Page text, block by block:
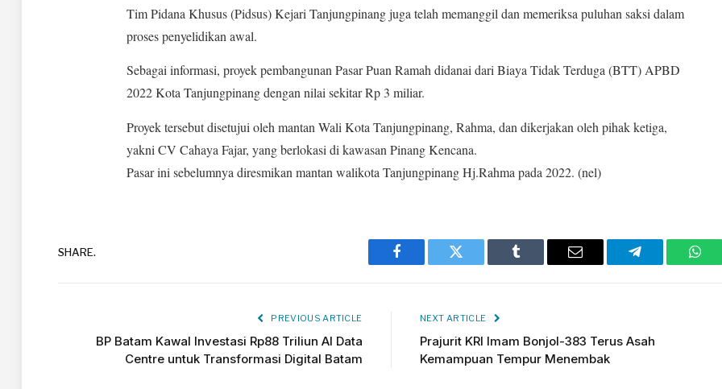
Tim Pidana Khusus (Pidsus) Kejari Tanjungpinang juga telah memanggil dan memeriksa puluhan saksi dalam
proses penyelidikan awal.
Sebagai informasi, proyek pembangunan Pasar Puan Ramah didanai dari Biaya Tidak Terduga (BTT) APBD
2022 Kota Tanjungpinang dengan nilai sekitar Rp 3 miliar.
Proyek tersebut disetujui oleh mantan Wali Kota Tanjungpinang, Rahma, dan dikerjakan oleh pihak ketiga,
yakni CV Cahaya Fajar, yang berlokasi di kawasan Pinang Kencana.
Pasar ini sebelumnya diresmikan mantan walikota Tanjungpinang Hj.Rahma pada 2022. (nel)
SHARE.
Facebook Twitter Tumblr Email Telegram
PREVIOUS ARTICLE
BP Batam Kawal Investasi Rp88 Triliun AI Data
Centre untuk Transformasi Digital Batam
NEXT ARTICLE
Prajurit KRI Imam Bonjol-383 Terus Asah
Kemampuan Tempur Menembak